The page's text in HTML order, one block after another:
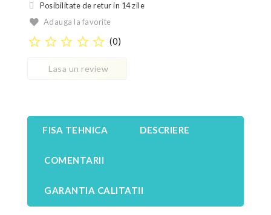
Posibilitate de retur in 14 zile
Adauga la favorite
star_border star_border star_border star_border star_border (0)
Lasa un review
FISA TEHNICA DESCRIERE
COMENTARII
GARANTIA CALITATII